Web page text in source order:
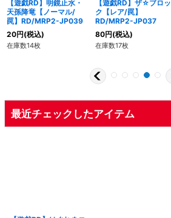
【遊戯RD】明鏡止水・
天孫降竜【ノーマル/
罠】RD/MRP2-JP039
20円(税込)
在庫数14枚
【遊戯RD】ザ☆ブロッ
ク【レア/罠】
RD/MRP2-JP037
80円(税込)
在庫数17枚
最近チェックしたアイテム